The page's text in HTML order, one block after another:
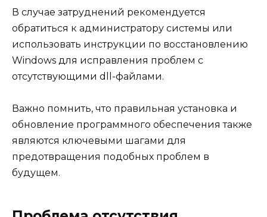
В случае затруднений рекомендуется
обратиться к администратору системы или
использовать инструкции по восстановлению
Windows для исправления проблем с
отсутствующими dll-файлами.
Важно помнить, что правильная установка и
обновление программного обеспечения также
являются ключевыми шагами для
предотвращения подобных проблем в
будущем.